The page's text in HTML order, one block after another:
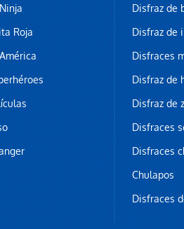
Roja
Disfraz de
Disfraz de
Disfraces
Disfraz de
Disfraz de
Disfraces
Disfraces
Chulapos
Disfraces